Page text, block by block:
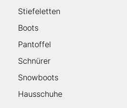
Stiefeletten
Boots
Pantoffel
Schnürer
Snowboots
Hausschuhe